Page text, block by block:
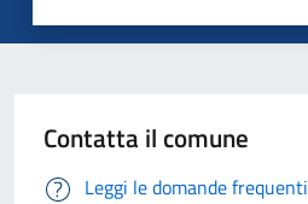
Contatta il comune
Leggi le domande frequenti